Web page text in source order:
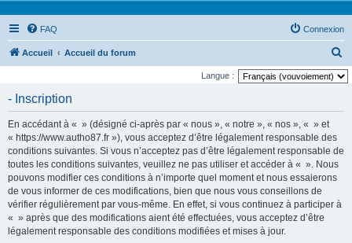
FAQ Connexion
Accueil Accueil du forum
e
Langue :
- Inscription
En accédant à « » (désigné ci-après par « nous », « notre », « nos », « » et
« https://www.autho87.fr »), vous acceptez d’être légalement responsable des
conditions suivantes. Si vous n’acceptez pas d’être légalement responsable de
toutes les conditions suivantes, veuillez ne pas utiliser et accéder à « ». Nous
pouvons modifier ces conditions à n’importe quel moment et nous essaierons
de vous informer de ces modifications, bien que nous vous conseillons de
vérifier régulièrement par vous-même. En effet, si vous continuez à participer à
« » après que des modifications aient été effectuées, vous acceptez d’être
légalement responsable des conditions modifiées et mises à jour.